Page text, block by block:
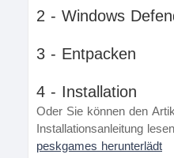
2 - Windows
3 - Entpacken
4 - Installation
Oder Sie können den
Installationsanleitung
peskgames herunterlädt